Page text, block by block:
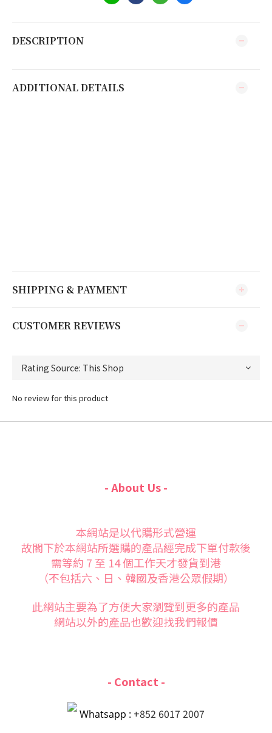
DESCRIPTION
ADDITIONAL DETAILS
SHIPPING & PAYMENT
CUSTOMER REVIEWS
No review for this product
- About Us -
本網站是以代購形式營運
故閣下於本網站所選購的產品經完成下單付款後
需等約 7 至 14 個工作天才發貨到港
（不包括六、日、韓國及香港公眾假期）
此網站主要為了方便大家瀏覽到更多的產品
網站以外的產品也歡迎找我們報價
- Contact -
Whatsapp : +852 6017 2007